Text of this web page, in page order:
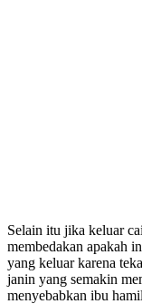
Selain itu jika keluar
membedakan apakah
yang keluar karena
janin yang semakin
menyebabkan ibu